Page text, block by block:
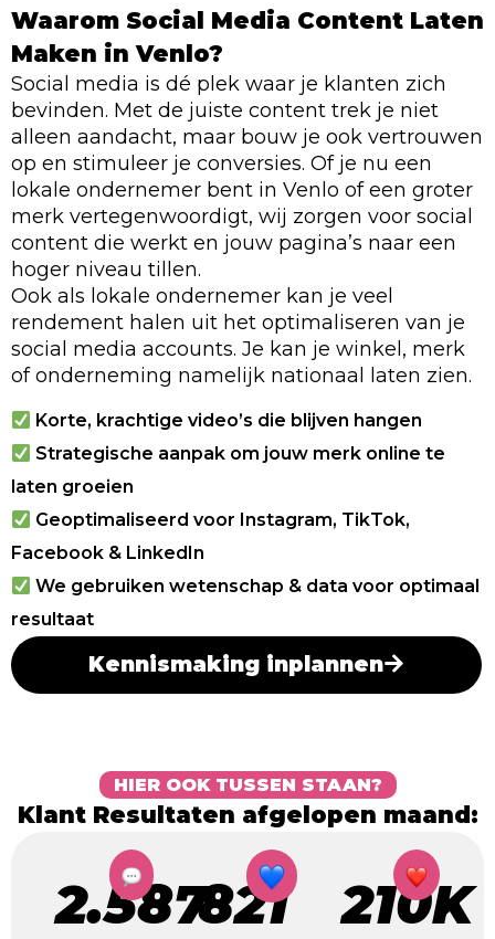
Waarom Social Media Content Laten
Maken in Venlo?
Social media is dé plek waar je klanten zich
bevinden. Met de juiste content trek je niet
alleen aandacht, maar bouw je ook vertrouwen
op en stimuleer je conversies. Of je nu een
lokale ondernemer bent in Venlo of een groter
merk vertegenwoordigt, wij zorgen voor social
content die werkt en jouw pagina’s naar een
hoger niveau tillen.
Ook als lokale ondernemer kan je veel
rendement halen uit het optimaliseren van je
social media accounts. Je kan je winkel, merk
of onderneming namelijk nationaal laten zien.
Korte, krachtige video’s die blijven hangen
Strategische aanpak om jouw merk online te
laten groeien
Geoptimaliseerd voor Instagram, TikTok,
Facebook & LinkedIn
We gebruiken wetenschap & data voor optimaal
resultaat
Kennismaking inplannen
HIER OOK TUSSEN STAAN?
Klant Resultaten afgelopen maand:
2.587821 210K